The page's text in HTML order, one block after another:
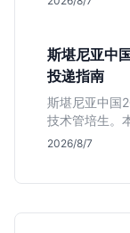
斯堪尼亚中
投递指南
斯堪尼亚中国
技术管培生。
真实职责及不
2026/8/7